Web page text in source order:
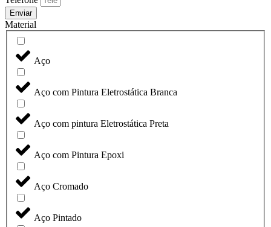
Enviar
Material
Aço
Aço com Pintura Eletrostática Branca
Aço com pintura Eletrostática Preta
Aço com Pintura Epoxi
Aço Cromado
Aço Pintado